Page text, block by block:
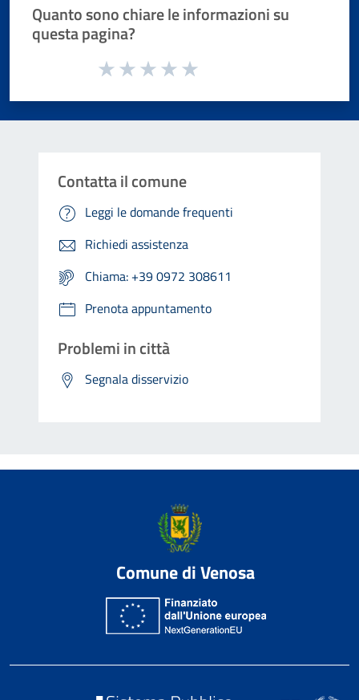
Quanto sono chiare le informazioni su
questa pagina?
Valuta da 1 a 5 stelle la pagina
Contatta il comune
Leggi le domande frequenti
Richiedi assistenza
Chiama: +39 0972 308611
Prenota appuntamento
Problemi in città
Segnala disservizio
Comune di Venosa